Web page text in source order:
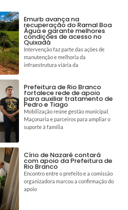
Emurb avança na
recuperação do Ramal Boa
Água e garante melhores
condições de acesso no
Quixadá
Intervenção faz parte das ações de
manutenção e melhoria da
infraestrutura viária da
Prefeitura de Rio Branco
fortalece rede de apoio
para auxiliar tratamento de
Pedro e Tiago
Mobilização reúne gestão municipal,
Maçonaria e parceiros para ampliar o
suporte à família
Círio de Nazaré contará
com apoio da Prefeitura de
Rio Branco
Encontro entre o prefeito e a comissão
organizadora marcou a confirmação do
apoio